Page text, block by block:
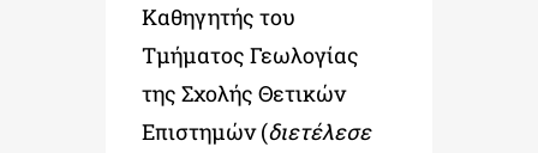
Καθηγητής του
Τμήματος Γεωλογίας
της Σχολής Θετικών
Επιστημών (διετέλεσε